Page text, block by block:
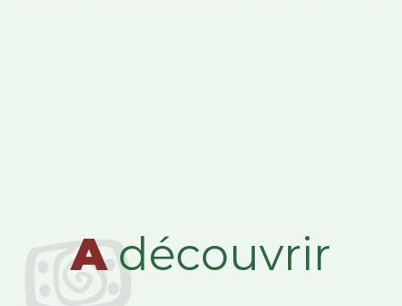
Adécouvrir